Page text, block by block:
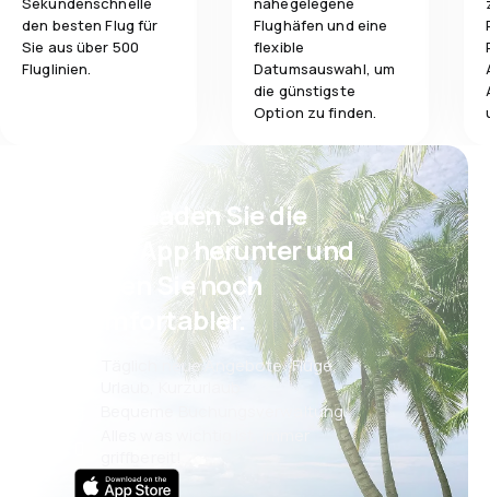
Gepäckbeförderung 4,0
4,0
den besten Flug für
Sie aus über 500
Fluglinien.
Flughäfen und eine
flexible
Datumsauswahl, um
die günstigste
Option zu finden.
Psst! Laden Sie die
eSky App herunter und
reisen Sie noch
komfortabler.
Täglich neue Angebote: Flüge,
Bequeme Buchungsverwaltung